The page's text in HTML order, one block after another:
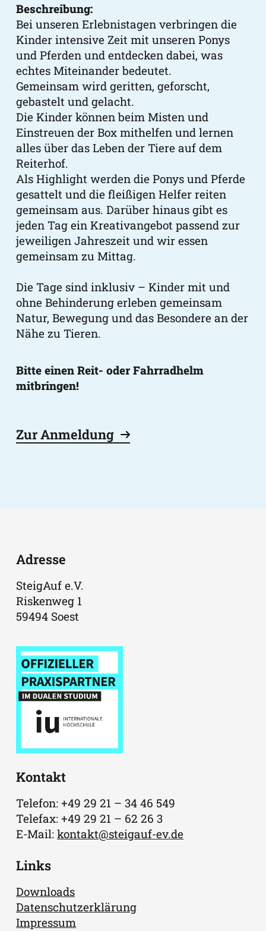
Beschreibung:
Bei unseren Erlebnistagen verbringen die
Kinder intensive Zeit mit unseren Ponys
und Pferden und entdecken dabei, was
echtes Miteinander bedeutet.
Gemeinsam wird geritten, geforscht,
gebastelt und gelacht.
Die Kinder können beim Misten und
Einstreuen der Box mithelfen und lernen
alles über das Leben der Tiere auf dem
Reiterhof.
Als Highlight werden die Ponys und Pferde
gesattelt und die fleißigen Helfer reiten
gemeinsam aus. Darüber hinaus gibt es
jeden Tag ein Kreativangebot passend zur
jeweiligen Jahreszeit und wir essen
gemeinsam zu Mittag.
Die Tage sind inklusiv – Kinder mit und
ohne Behinderung erleben gemeinsam
Natur, Bewegung und das Besondere an der
Nähe zu Tieren.
Bitte einen Reit- oder Fahrradhelm
mitbringen!
Zur Anmeldung
Adresse
SteigAuf e.V.
Riskenweg 1
59494 Soest
Kontakt
Telefon: +49 29 21 – 34 46 549
Telefax: +49 29 21 – 62 26 3
E-Mail:kontakt@steigauf-ev.de
Links
Downloads
Datenschutzerklärung
Impressum